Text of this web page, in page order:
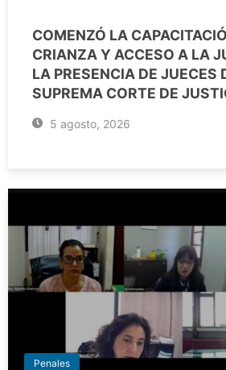
COMENZÓ LA
CRIANZA Y ACCESO A LA
LA PRESENCIA DE JUECES
SUPREMA CORTE DE
5 agosto, 2026
Penales